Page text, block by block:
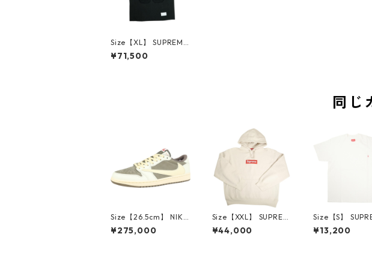
Size【XL】 SUPREME
シュプリーム ×MM6 M
aison Margiela 26SS
¥71,500
同じ
Size【26.5cm】 NIKE
ナイキ ×Travis Scott
AIR JORDAN 1 LOW
¥275,000
Size【XXL】 SUPREM
E シュプリーム 24AW
Box Logo Hooded Sw
¥44,000
Size【S】
シュプリーム S/S
ket Tee White T
¥13,200